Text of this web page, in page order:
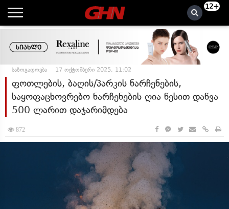
12+
საზოგადოება 17 ოქტომბერი 2025, 11:02
ფოთლების, ბაღის/პარკის ნარჩენების,
საყოფაცხოვრებო ნარჩენების ღია წესით დაწვა
500 ლარით დაჯარიმდება
872